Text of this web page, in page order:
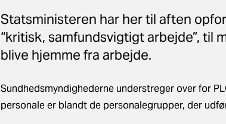
Statsministeren har her til aften
“kritisk, samfundsvigtigt arbejde”, til
blive hjemme fra arbejde.
Sundhedsmyndighederne understreger over for
personale er blandt de personalegrupper, der